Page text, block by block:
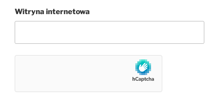
Witryna internetowa